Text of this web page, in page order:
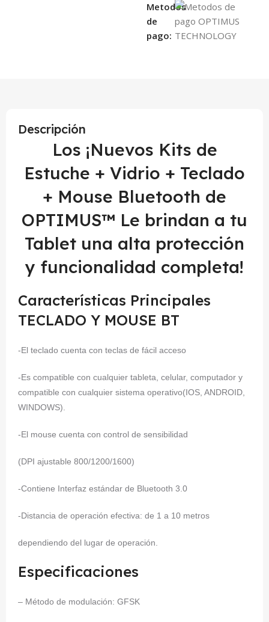
Metodos
de
pago:
Descripción
Los ¡Nuevos Kits de
Estuche + Vidrio + Teclado
+ Mouse Bluetooth de
OPTIMUS™ Le brindan a tu
Tablet una alta protección
y funcionalidad completa!
Características Principales
TECLADO Y MOUSE BT
-El teclado cuenta con teclas de fácil acceso
-Es compatible con cualquier tableta, celular, computador y
compatible con cualquier sistema operativo(IOS, ANDROID,
WINDOWS).
-El mouse cuenta con control de sensibilidad
(DPI ajustable 800/1200/1600)
-Contiene Interfaz estándar de Bluetooth 3.0
-Distancia de operación efectiva: de 1 a 10 metros
dependiendo del lugar de operación.
Especificaciones
– Método de modulación: GFSK